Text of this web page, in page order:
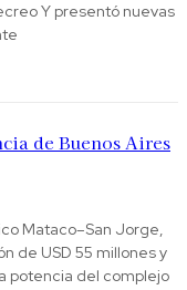
Y presentó nuevas
de Buenos Aires
Mataco–San Jorge,
de USD 55 millones y
potencia del complejo